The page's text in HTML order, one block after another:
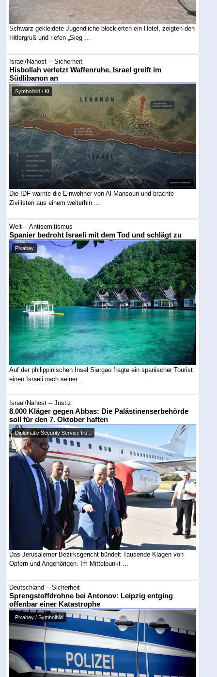
Schwarz gekleidete Jugendliche blockierten ein Hotel, zeigten den
Hitlergruß und riefen „Sieg ...
Israel/Nahost -- Sicherheit
Hisbollah verletzt Waffenruhe, Israel greift im
Südlibanon an
Symbolbild / KI
Die IDF warnte die Einwohner von Al-Mansouri und brachte
Zivilisten aus einem weiterhin ...
Welt -- Antisemitismus
Spanier bedroht Israeli mit dem Tod und schlägt zu
Pixabay
Auf der philippinischen Insel Siargao fragte ein spanischer Tourist
einen Israeli nach seiner ...
Israel/Nahost -- Justiz
8.000 Kläger gegen Abbas: Die Palästinenserbehörde
soll für den 7. Oktober haften
Diplomatic Security Service fro...
Das Jerusalemer Bezirksgericht bündelt Tausende Klagen von
Opfern und Angehörigen. Im Mittelpunkt ...
Deutschland -- Sicherheit
Sprengstoffdrohne bei Antonov: Leipzig entging
offenbar einer Katastrophe
Pixabay / Symbolbild